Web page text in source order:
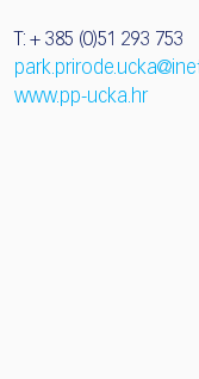
T: + 385 (0)51 293 753
www.pp-ucka.hr